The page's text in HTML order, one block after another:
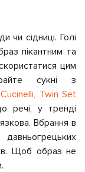
чи сідниці. Голі
пікантним та
цим
сукні з
Twin Set
речі, у тренді
Вбрання в
Щоб образ не